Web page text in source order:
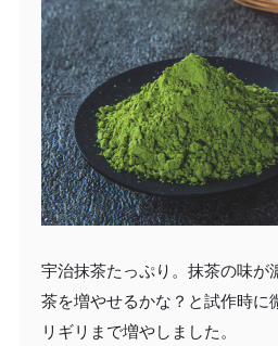
宇治抹茶たっぷり。抹茶の味が
茶を増やせるかな？と試作時に
リギリまで増やしました。